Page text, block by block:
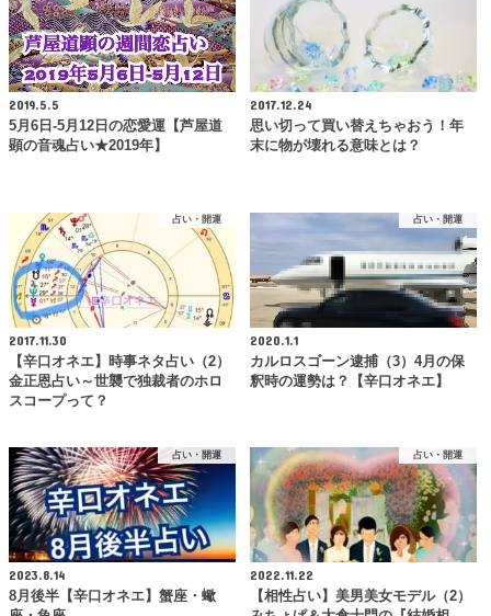
2019.5.5
5月6日-5月12日の恋愛運【芦屋道
顕の音魂占い★2019年】
2017.12.24
思い切って買い替えちゃおう！年
末に物が壊れる意味とは？
占い・開運
2017.11.30
【辛口オネエ】時事ネタ占い（2）
金正恩占い～世襲で独裁者のホロ
スコープって？
占い・開運
2020.1.1
カルロスゴーン逮捕（3）4月の保
釈時の運勢は？【辛口オネエ】
占い・開運
2023.8.14
8月後半【辛口オネエ】蟹座・蠍
占い・開運
2022.11.22
【相性占い】美男美女モデル（2）